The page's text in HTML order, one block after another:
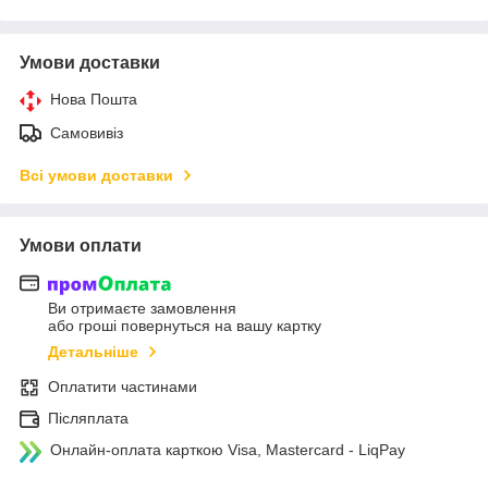
Умови доставки
Нова Пошта
Самовивіз
Всі умови доставки
Умови оплати
Ви отримаєте замовлення
або гроші повернуться на вашу картку
Детальніше
Оплатити частинами
Післяплата
Онлайн-оплата карткою Visa, Mastercard - LiqPay